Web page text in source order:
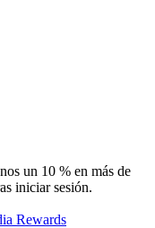
un 10 % en más de
iniciar sesión.
Rewards